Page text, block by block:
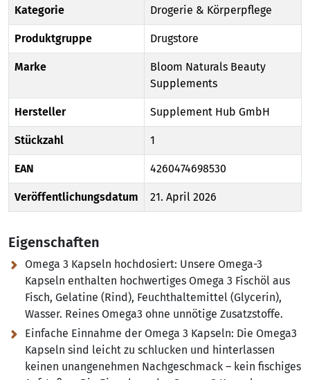
Kategorie Drogerie & Körperpflege
Produktgruppe Drugstore
Marke
Bloom Naturals Beauty
Supplements
Hersteller Supplement Hub GmbH
Stückzahl 1
EAN 4260474698530
Veröffentlichungsdatum 21. April 2026
Eigenschaften
Omega 3 Kapseln hochdosiert: Unsere Omega-3
Kapseln enthalten hochwertiges Omega 3 Fischöl aus
Fisch, Gelatine (Rind), Feuchthaltemittel (Glycerin),
Wasser. Reines Omega3 ohne unnötige Zusatzstoffe.
Einfache Einnahme der Omega 3 Kapseln: Die Omega3
Kapseln sind leicht zu schlucken und hinterlassen
keinen unangenehmen Nachgeschmack – kein fischiges